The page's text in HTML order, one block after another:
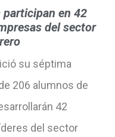
en 42
del sector
su séptima
206 alumnos de
42
del sector